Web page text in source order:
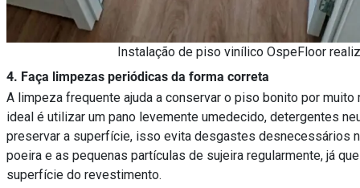
Instalação de piso vinílico OspeFloor
4. Faça limpezas periódicas da forma correta
A limpeza frequente ajuda a conservar o piso bonito por
ideal é utilizar um pano levemente umedecido, detergentes
preservar a superfície, isso evita desgastes desnecessários
poeira e as pequenas partículas de sujeira regularmente, já
superfície do revestimento.